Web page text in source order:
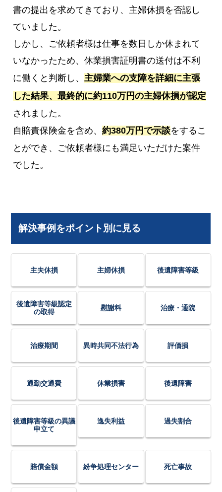
書の提出を求めてきており、主婦休損を否認し
ていました。
しかし、ご依頼者様は仕事を数日しか休まれて
いなかったため、休業損害証明書の送付は不利
に働くと判断し、 主婦業への支障を詳細に主張
した結果、最終的に約110万円の主婦休損が認定
されました。
自賠責保険金を含め、約380万円で示談をするこ
とができ、ご依頼者様にも満足いただけた案件
でした。
解決事例をポイント別に見る
主夫休損 主婦休損 後遺障害等級
後遺障害等級認定
の取得
慰謝料 治療・通院
治療期間 異時共同不法行為 評価損
通勤交通費 休業損害 後遺障害
後遺障害等級の異議
申立て
逸失利益 過失割合
賠償金額 紛争処理センター 死亡事故